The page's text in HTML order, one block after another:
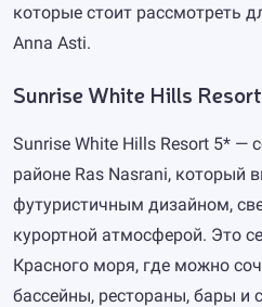
которые стоит рассмотреть
Anna Asti.
Sunrise White Hills
Sunrise White Hills Resort 5* —
районе Ras Nasrani, который
футуристичным дизайном,
курортной атмосферой. Это
Красного моря, где можно
бассейны, рестораны, бары и